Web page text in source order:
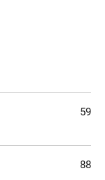
59
88